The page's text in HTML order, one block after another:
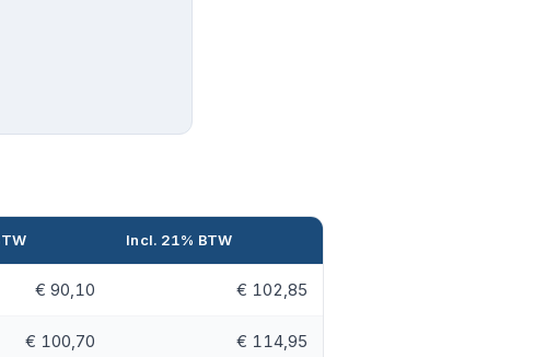
Incl. 21% BTW
€ 90,10 € 102,85
€ 100,70 € 114,95